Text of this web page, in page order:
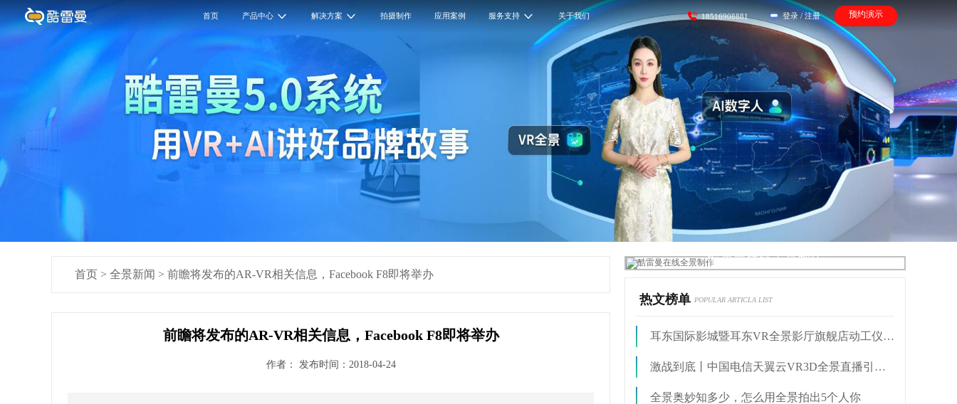
首页 产品中心 解决方案 拍摄制作 应用案例 服务支持 关于我们 18516908881 登录 / 注册 预约演示
首页 > 全景新闻 > 前瞻将发布的AR-VR相关信息，Facebook F8即将举办
前瞻将发布的AR-VR相关信息，Facebook F8即将举办
作者： 发布时间：2018-04-24
酷雷曼在线全景制作
热文榜单 POPULAR ARTICLA LIST
耳东国际影城暨耳东VR全景影厅旗舰店动工仪式盛大举行
激战到底丨中国电信天翼云VR3D全景直播引燃拳击热火
全景奥妙知多少，怎么用全景拍出5个人你